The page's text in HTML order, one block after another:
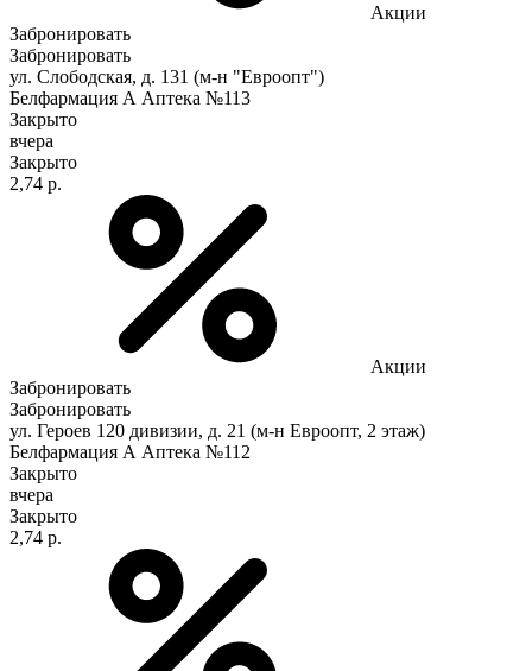
Акции
Забронировать
Забронировать
ул. Слободская, д. 131 (м-н "Евроопт")
Белфармация А Аптека №113
Закрыто
вчера
Закрыто
2,74 р.
Акции
Забронировать
Забронировать
ул. Героев 120 дивизии, д. 21 (м-н Евроопт, 2 этаж)
Белфармация А Аптека №112
Закрыто
вчера
Закрыто
2,74 р.